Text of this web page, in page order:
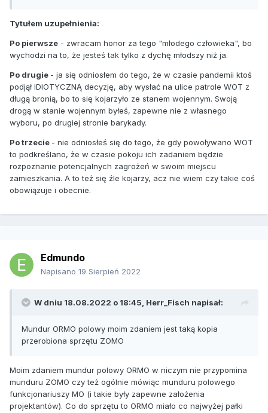
Tytułem uzupełnienia:
Po pierwsze - zwracam honor za tego "młodego człowieka", bo
wychodzi na to, że jesteś tak tylko z dychę młodszy niż ja.
Po drugie - ja się odniosłem do tego, że w czasie pandemii ktoś
podjął IDIOTYCZNĄ decyzję, aby wysłać na ulice patrole WOT z
długą bronią, bo to się kojarzyło ze stanem wojennym. Swoją
drogą w stanie wojennym byłeś, zapewne nie z własnego
wyboru, po drugiej stronie barykady.
Po trzecie - nie odniosłeś się do tego, że gdy powoływano WOT
to podkreślano, że w czasie pokoju ich zadaniem będzie
rozpoznanie potencjalnych zagrożeń w swoim miejscu
zamieszkania. A to też się źle kojarzy, acz nie wiem czy takie coś
obowiązuje i obecnie.
Edmundo
Napisano 19 Sierpień 2022
W dniu 18.08.2022 o 18:45, Herr_Fisch napisał:
Mundur ORMO polowy moim zdaniem jest taką kopia
przerobiona sprzętu ZOMO
Moim zdaniem mundur polowy ORMO w niczym nie przypomina
munduru ZOMO czy też ogólnie mówiąc munduru polowego
funkcjonariuszy MO (i takie były zapewne założenia
projektantów). Co do sprzętu to ORMO miało co najwyżej pałki